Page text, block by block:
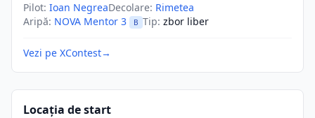
Pilot: Ioan NegreaDecolare: Rimetea
Aripă: NOVA Mentor 3 B Tip: zbor liber
Vezi pe XContest→
Locația de start